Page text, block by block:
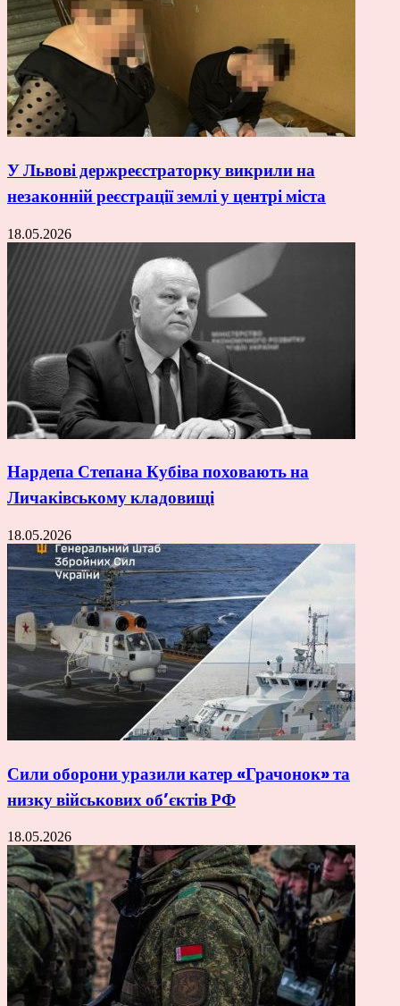
У Львові держреєстраторку викрили на
незаконній реєстрації землі у центрі міста
18.05.2026
Нардепа Степана Кубіва поховають на
Личаківському кладовищі
18.05.2026
Сили оборони уразили катер «Грачонок» та
низку військових об’єктів РФ
18.05.2026